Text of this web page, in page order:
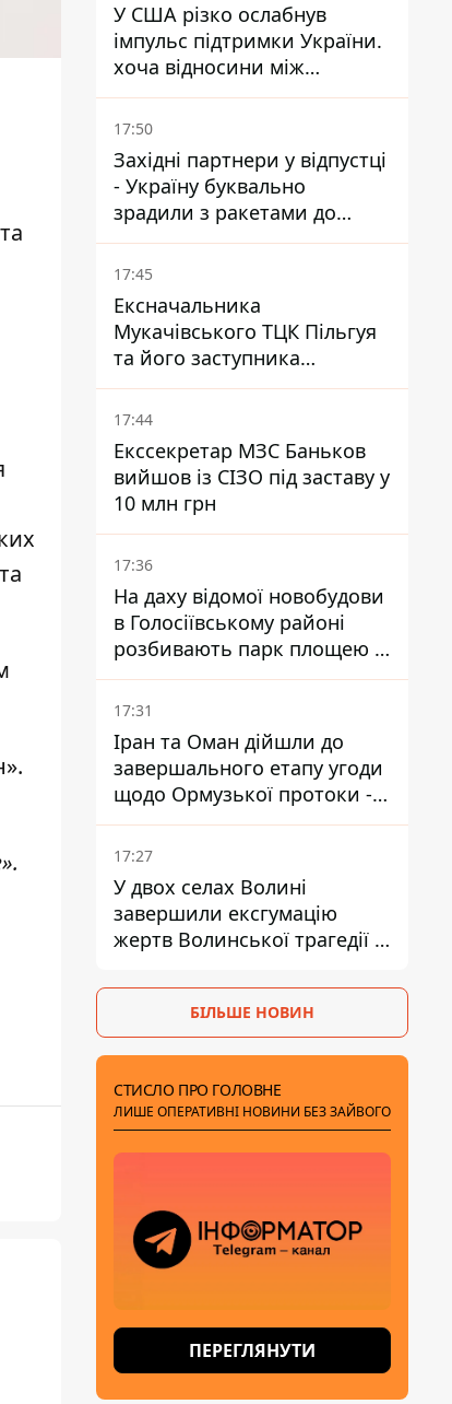
.
У США різко ослабнув
імпульс підтримки України.
хоча відносини між
Зеленським і Трампом
донедавна покращувалися -
The Atlantic
17:50
Західні партнери у відпустці
- Україну буквально
зрадили з ракетами до
Patriot - експерт Мусієнко
17:45
Ексначальника
Мукачівського ТЦК Пільгуя
та його заступника
відправили в СІЗО без
права застави – журналіст
17:44
Екссекретар МЗС Баньков
вийшов із СІЗО під заставу у
10 млн грн
17:36
На даху відомої новобудови
в Голосіївському районі
розбивають парк площею в
гектар
17:31
Іран та Оман дійшли до
завершального етапу угоди
щодо Ормузької протоки -
укладення залежить від
зняття блокади США
17:27
У двох селах Волині
завершили ексгумацію
жертв Волинської трагедії -
БІЛЬШЕ НОВИН
СТИСЛО ПРО ГОЛОВНЕ
ЛИШЕ ОПЕРАТИВНІ НОВИНИ БЕЗ ЗАЙВОГО
ПЕРЕГЛЯНУТИ